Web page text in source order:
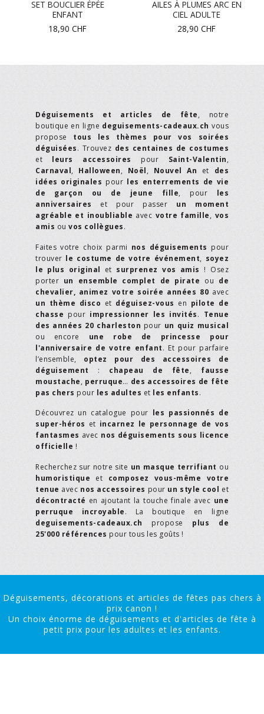
SET BOUCLIER ÉPÉE
ENFANT
18,90 CHF
AILES À PLUMES ARC EN
CIEL ADULTE
28,90 CHF
Déguisements et articles de fête, notre
boutique en ligne deguisements-cadeaux.ch vous
propose tous les thèmes pour vos soirées
déguisées. Trouvez des centaines de costumes
et leurs accessoires pour Saint-Valentin,
Carnaval, Halloween, Noël, Nouvel An et des
idées originales pour les enterrements de vie
de garçon ou de jeune fille, pour les
anniversaires et pour passer un moment
agréable et inoubliable avec votre famille, vos
amis ou vos collègues.
Faites votre choix parmi nos déguisements pour
trouver le costume de votre événement, soyez
le plus original et surprenez vos amis ! Osez
porter un ensemble complet de pirate ou de
chevalier, animez votre soirée années 80 avec
un thème disco et déguisez-vous en pilote de
chasse pour impressionner les invités. Tenue
des années 20 charleston pour un quiz musical
ou encore une robe de princesse pour
l'anniversaire de votre enfant. Et pour parfaire
l’ensemble, optez pour des accessoires de
déguisement : chapeau de fête, fausse
moustache, perruque… des accessoires de fête
pas chers pour les adultes et les enfants.
Découvrez un catalogue pour les passionnés de
super-héros et incarnez le personnage de vos
fantasmes avec nos déguisements sous licence
officielle !
Recherchez sur notre site un masque terrifiant ou
humoristique et composez vous-même votre
tenue avec nos accessoires pour un style cool et
décontracté en ajoutant la touche finale avec une
perruque incroyable. La boutique en ligne
deguisements-cadeaux.ch propose plus de
25'000 références pour tous les goûts !
Déguisements, décorations et articles de fêtes pas chers à
prix canon !
Un choix énorme de déguisements et d'articles de fête à
petit prix pour les adultes et les enfants.